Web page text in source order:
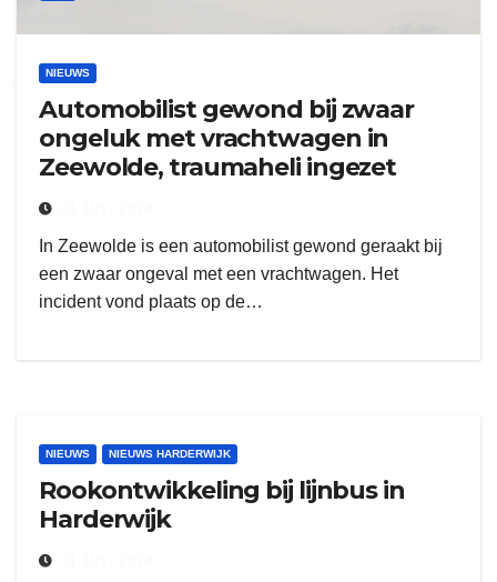
gijs zwart interieurbouw
NIEUWS
Automobilist gewond bij zwaar
ongeluk met vrachtwagen in
Zeewolde, traumaheli ingezet
In Zeewolde is een automobilist gewond geraakt bij
een zwaar ongeval met een vrachtwagen. Het
incident vond plaats op de…
NIEUWS NIEUWS HARDERWIJK
Rookontwikkeling bij lijnbus in
Harderwijk